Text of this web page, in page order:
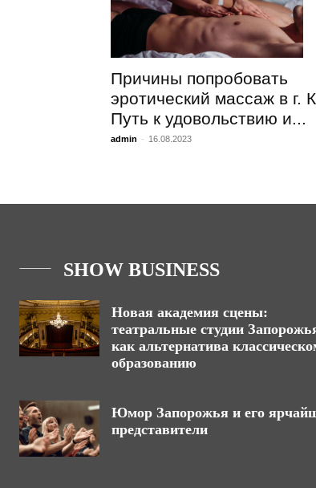
Причины попробовать
эротический массаж в г.
Путь к удовольствию и...
admin - 16.08.2023
SHOW BUSINESS
Новая академия сцены:
театральные студии
как альтернатива
образованию
Юмор Запорожья и его
представители